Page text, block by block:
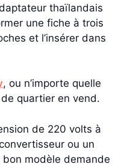
thaïlandais
une fiche à trois
et l’insérer dans
, ou n’importe quelle
quartier en vend.
de 220 volts à
ou un
modèle demande